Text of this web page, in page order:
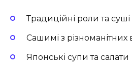
Традиційні роли та суші
Сашимі з різноманітних
Японські супи та салати